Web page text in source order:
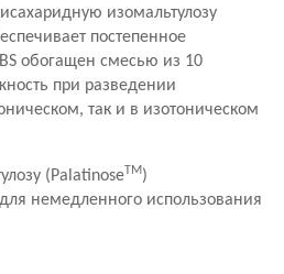
изомальтулозу
постепенное
обогащен смесью из 10
при разведении
так и в изотоническом
(PalatinoseTM)
немедленного использования